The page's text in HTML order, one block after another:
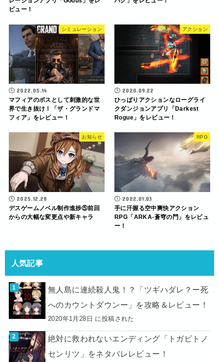
ビュー！
シミュレーション
2022.05.14
マフィアのボスとして刺激的な世
界で生き抜け！「ザ・グランドマ
フィア」をレビュー！
アクション
2020.09.22
ひっぱりアクションなローグライ
クダンジョンアプリ「Darkest
Rogue」をレビュー！
お知らせ
2025.12.28
デスゲームノベル制作進捗⑤前回
からの大幅な変更点や新キャラ
RPG
2022.01.03
手に汗握る空中爽快アクション
RPG「ARKA-蒼穹の門」をレビュ
ー！
人気記事
無人島に連続殺人鬼！？「ツギハダレ？ー死
へのカウントダウンー」を攻略＆レビュー！
2020年1月28日 に投稿された
絶対に救われないエンディング「トガビトノ
センリツ」をネタバレレビュー！